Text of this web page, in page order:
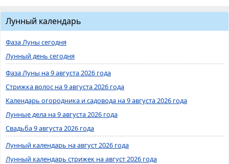
Лунный календарь
Фаза Луны сегодня
Лунный день сегодня
Фаза Луны на 9 августа 2026 года
Стрижка волос на 9 августа 2026 года
Календарь огородника и садовода на 9 августа 2026 года
Лунные дела на 9 августа 2026 года
Свадьба 9 августа 2026 года
Лунный календарь на август 2026 года
Лунный календарь стрижек на август 2026 года